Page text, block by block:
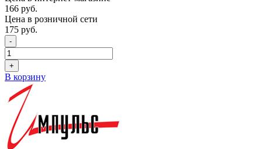
166 руб.
Цена в розничной сети
175 руб.
-
+
В корзину